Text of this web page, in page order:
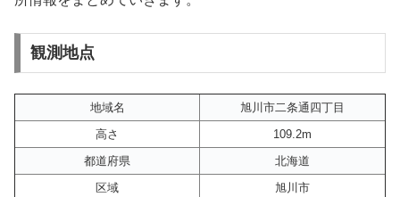
観測地点
地域名
旭川市二条通四丁目
高さ
109.2m
都道府県
北海道
区域
旭川市